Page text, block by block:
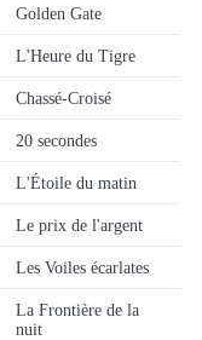
Golden Gate
L'Heure du Tigre
Chassé-Croisé
20 secondes
L'Étoile du matin
Le prix de l'argent
Les Voiles écarlates
La Frontière de la
nuit